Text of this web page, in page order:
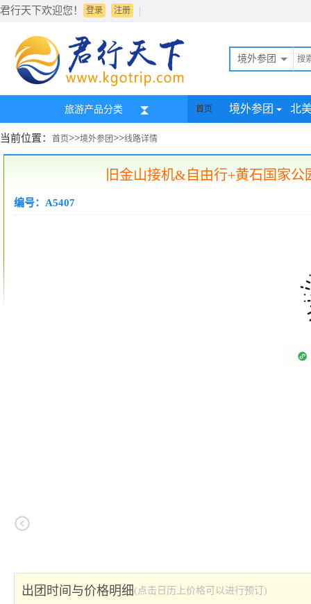
君行天下欢迎您！ 登录 |
注册
境外参团
旅游产品分类 首页 境外参团 北
当前位置： 首页>>境外参团>>线路详情
旧金山接机&自由行+黄石国家
编号：A5407
出团时间与价格明细(点击日历上价格可以进行预订)